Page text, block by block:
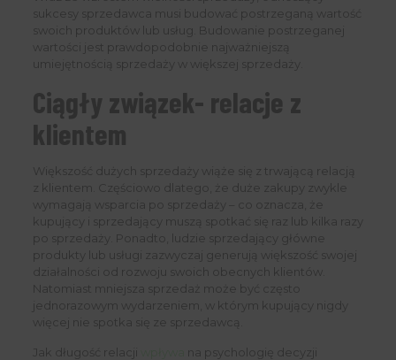
sukcesy sprzedawca musi budować postrzeganą wartość
swoich produktów lub usług. Budowanie postrzeganej
wartości jest prawdopodobnie najważniejszą
umiejętnością sprzedaży w większej sprzedaży.
Ciągły związek- relacje z
klientem
Większość dużych sprzedaży wiąże się z trwającą relacją
z klientem. Częściowo dlatego, że duże zakupy zwykle
wymagają wsparcia po sprzedaży – co oznacza, że ​​
kupujący i sprzedający muszą spotkać się raz lub kilka razy
po sprzedaży. Ponadto, ludzie sprzedający główne
produkty lub usługi zazwyczaj generują większość swojej
działalności od rozwoju swoich obecnych klientów.
Natomiast mniejsza sprzedaż może być często
jednorazowym wydarzeniem, w którym kupujący nigdy
więcej nie spotka się ze sprzedawcą.
Jak długość relacji
na psychologię decyzji